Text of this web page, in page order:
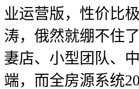
业运营版，性价比
涛，俄然就绷不住
妻店、小型团队、
端，而全房源系统